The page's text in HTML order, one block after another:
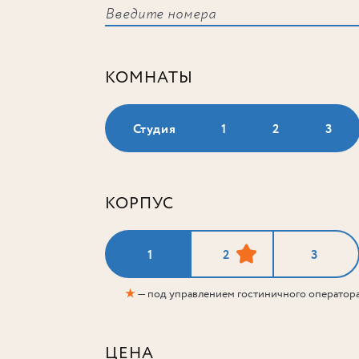
КОМНАТЫ
Студия 1 2 3
КОРПУС
1 2 3
★— под управлением гостиничного
ЦЕНА